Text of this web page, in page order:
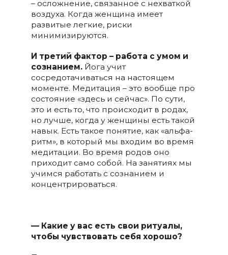
– осложнение, связанное с нехваткой
воздуха. Когда женщина имеет
развитые легкие, риски
минимизируются.
И третий фактор – работа с умом и
сознанием.Йога учит
сосредотачиваться на настоящем
моменте. Медитация – это вообще про
состояние «здесь и сейчас». По сути,
это и есть то, что происходит в родах,
но лучше, когда у женщины есть такой
навык. Есть такое понятие, как «альфа-
ритм», в который мы входим во время
медитации. Во время родов оно
приходит само собой. На занятиях мы
учимся работать с сознанием и
концентрироваться.
— Какие у вас есть свои ритуалы,
чтобы чувствовать себя хорошо?